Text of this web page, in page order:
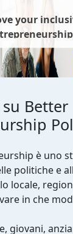
your
Better
è uno
politiche e
locale,
in che
giovani,